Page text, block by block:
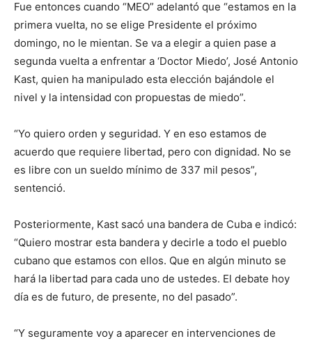
Fue entonces cuando “MEO” adelantó que “estamos en la
primera vuelta, no se elige Presidente el próximo
domingo, no le mientan. Se va a elegir a quien pase a
segunda vuelta a enfrentar a ‘Doctor Miedo’, José Antonio
Kast, quien ha manipulado esta elección bajándole el
nivel y la intensidad con propuestas de miedo”.
“Yo quiero orden y seguridad. Y en eso estamos de
acuerdo que requiere libertad, pero con dignidad. No se
es libre con un sueldo mínimo de 337 mil pesos”,
sentenció.
Posteriormente, Kast sacó una bandera de Cuba e indicó:
“Quiero mostrar esta bandera y decirle a todo el pueblo
cubano que estamos con ellos. Que en algún minuto se
hará la libertad para cada uno de ustedes. El debate hoy
día es de futuro, de presente, no del pasado”.
“Y seguramente voy a aparecer en intervenciones de